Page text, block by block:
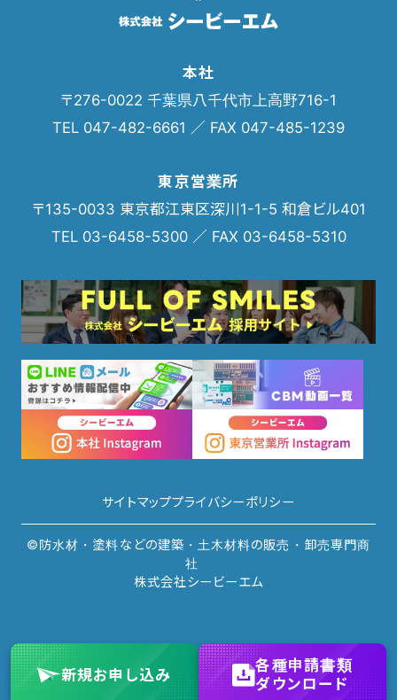
新規お申し込み
各種申請書類
ダウンロード
本社
〒276-0022 千葉県八千代市上高野716-1
TEL 047-482-6661 ／ FAX 047-485-1239
東京営業所
〒135-0033 東京都江東区深川1-1-5 和倉ビル401
TEL 03-6458-5300 ／ FAX 03-6458-5310
サイトマッププライバシーポリシー
©防水材・塗料などの建築・土木材料の販売・卸売専門商
社
株式会社シービーエム